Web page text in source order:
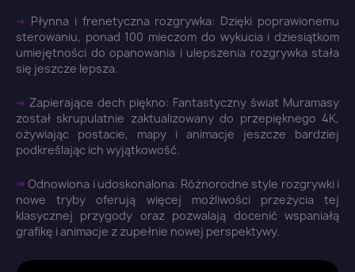
➜ Płynna i frenetyczna rozgrywka: Dzięki poprawionemu
sterowaniu, ponad 100 mieczom do wykucia i dziesiątkom
umiejętności do opanowania i ulepszenia rozgrywka stała
się jeszcze lepsza.
➜ Zapierające dech piękno: Fantastyczny świat Muramasy
został skrupulatnie zaktualizowany do przepięknego 4K,
ożywiając postacie, mapy i animacje jeszcze bardziej
podkreślając ich wyjątkowość.
➜ Odnowiona i udoskonalona: Różnorodne style rozgrywki i
nowe tryby oferują więcej możliwości przeżycia tej
klasycznej przygody oraz pozwalają docenić wspaniałą
grafikę i animacje z zupełnie nowej perspektywy.
Zaloguj się ×
You need to be logged in to save products in your
wish list.
Anuluj Zaloguj się